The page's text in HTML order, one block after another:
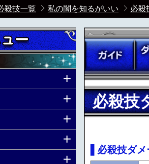
殺技一覧 私の闇を知るがいい 必殺
必殺技
必殺技ダメ